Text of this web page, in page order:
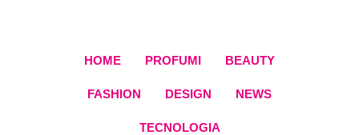
HOME PROFUMI BEAUTY
FASHION DESIGN NEWS
TECNOLOGIA